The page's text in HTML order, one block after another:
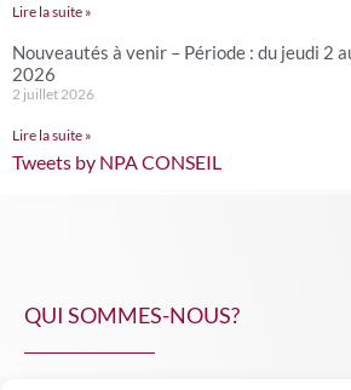
Lire la suite »
Nouveautés à venir – Période : du jeudi 2
2026
2 juillet 2026
Lire la suite »
Tweets by NPA CONSEIL
QUI SOMMES-NOUS?